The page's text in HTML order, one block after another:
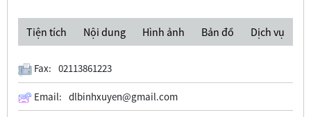
Tiện tích Nội dung Hình ảnh Bản đồ Dịch vụ
Fax: 02113861223
Email: dlbinhxuyen@gmail.com